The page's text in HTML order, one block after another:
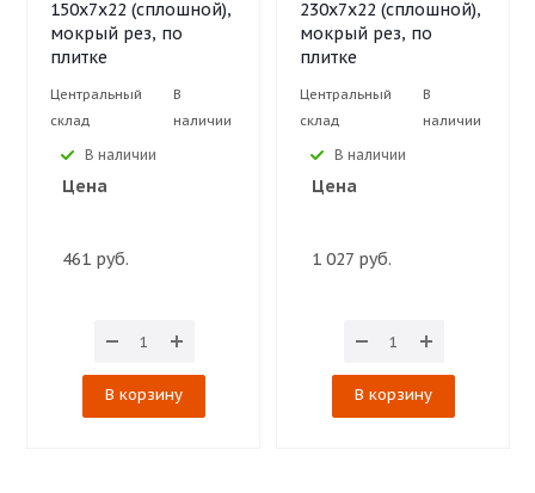
150х7х22 (сплошной),
мокрый рез, по
плитке
Центральный
склад
В
наличии
В наличии
Цена
461 руб.
В корзину
230х7х22 (сплошной),
мокрый рез, по
плитке
Центральный
склад
В
наличии
В наличии
Цена
1 027 руб.
В корзину